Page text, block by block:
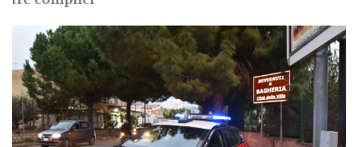
Già lo scorso 30 settembre erano finiti in manette